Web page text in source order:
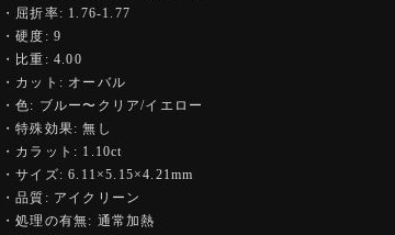
・屈折率: 1.76-1.77
・硬度: 9
・比重: 4.00
・カット: オーバル
・色: ブルー〜クリア/イエロー
・特殊効果: 無し
・カラット: 1.10ct
・サイズ: 6.11×5.15×4.21mm
・品質: アイクリーン
・処理の有無: 通常加熱